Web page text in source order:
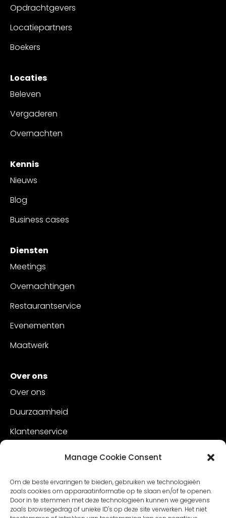
Manage Cookie Consent
Om de beste ervaringen te bieden, gebruiken we technologieën
zoals cookies om apparaatinformatie op te slaan en/of te openen.
Door in te stemmen met deze technologieën kunnen we gegevens
zoals browsegedrag of unieke ID's op deze site verwerken. Het niet
Opdrachtgevers
Locatiepartners
Boekers
Locaties
Beleven
Vergaderen
Overnachten
Kennis
Nieuws
Blog
Business cases
Diensten
Meetings
Overnachtingen
Restaurantservice
Evenementen
Maatwerk
Over ons
Over ons
Duurzaamheid
Klantenservice